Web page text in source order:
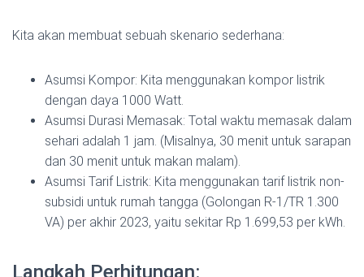
Kita akan membuat sebuah skenario sederhana:
Asumsi Kompor: Kita menggunakan kompor listrik
dengan daya 1000 Watt.
Asumsi Durasi Memasak: Total waktu memasak dalam
sehari adalah 1 jam. (Misalnya, 30 menit untuk sarapan
dan 30 menit untuk makan malam).
Asumsi Tarif Listrik: Kita menggunakan tarif listrik non-
subsidi untuk rumah tangga (Golongan R-1/TR 1.300
VA) per akhir 2023, yaitu sekitar Rp 1.699,53 per kWh.
Langkah Perhitungan: